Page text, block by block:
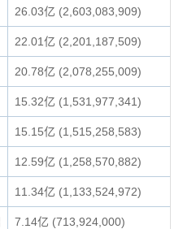
26.03亿 (2,603,083,909)
22.01亿 (2,201,187,509)
20.78亿 (2,078,255,009)
15.32亿 (1,531,977,341)
15.15亿 (1,515,258,583)
12.59亿 (1,258,570,882)
11.34亿 (1,133,524,972)
7.14亿 (713,924,000)